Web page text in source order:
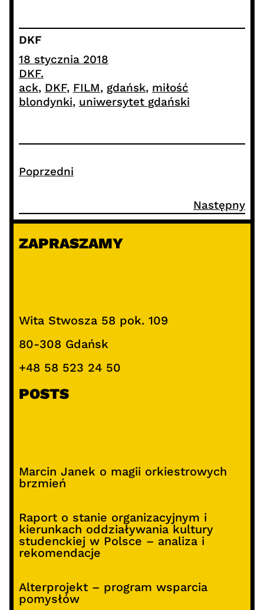
DKF
18 stycznia 2018
DKF.
ack, DKF, FILM, gdańsk, miłość
blondynki, uniwersytet gdański
Poprzedni
Następny
ZAPRASZAMY
Wita Stwosza 58 pok. 109
80-308 Gdańsk
+48 58 523 24 50
POSTS
Marcin Janek o magii orkiestrowych
brzmień
Raport o stanie organizacyjnym i
kierunkach oddziaływania kultury
studenckiej w Polsce – analiza i
rekomendacje
Alterprojekt – program wsparcia
pomysłów